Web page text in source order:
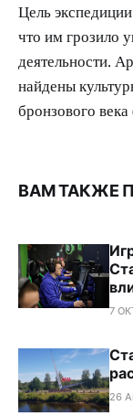
Цель
что им грозило
деятельности.
найдены
бронзового
ВАМ ТАКЖЕ
7
26